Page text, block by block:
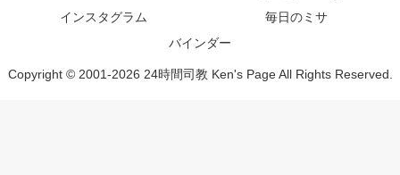
インスタグラム
毎日のミサ
バインダー
Copyright © 2001-2026 24時間司教 Ken's Page All Rights Reserved.